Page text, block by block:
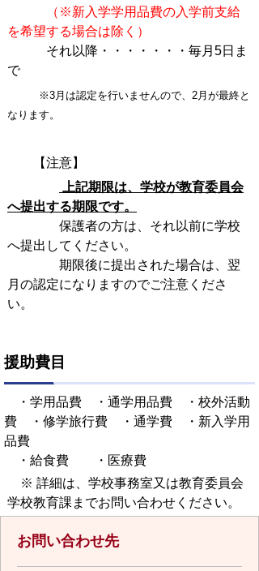
（※新入学学用品費の入学前支給
を希望する場合は除く）
それ以降・・・・・・・毎月5日ま
で
※3月は認定を行いませんので、2月が最終と
なります。
【注意】
上記期限は、学校が教育委員会
へ提出する期限です。
保護者の方は、それ以前に学校
へ提出してください。
期限後に提出された場合は、翌
月の認定になりますのでご注意くださ
い。
援助費目
・学用品費 ・通学用品費 ・校外活動
費 ・修学旅行費 ・通学費 ・新入学用
品費
・給食費 ・医療費
※ 詳細は、学校事務室又は教育委員会
学校教育課までお問い合わせください。
お問い合わせ先